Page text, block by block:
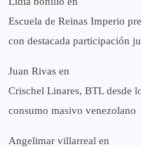
Escuela de Reinas Imperio
con destacada participación
Juan Rivas en
Crischel Linares, BTL desde
consumo masivo venezolano
Angelimar villarreal en